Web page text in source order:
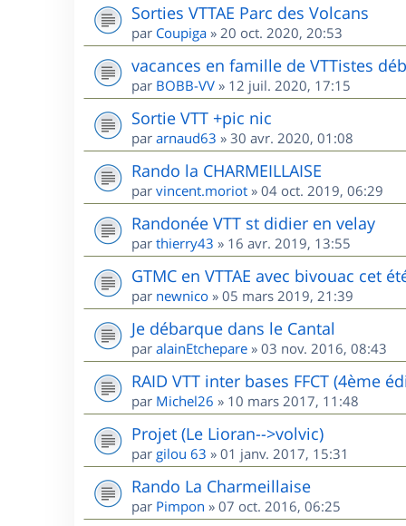
Sorties VTTAE Parc des Volcans
par Coupiga » 20 oct. 2020, 20:53
vacances en famille de VTTistes
par BOBB-VV » 12 juil. 2020, 17:15
Sortie VTT +pic nic
par arnaud63 » 30 avr. 2020, 01:08
Rando la CHARMEILLAISE
par vincent.moriot » 04 oct. 2019, 06:29
Randonée VTT st didier en velay
par thierry43 » 16 avr. 2019, 13:55
GTMC en VTTAE avec bivouac cet
par newnico » 05 mars 2019, 21:39
Je débarque dans le Cantal
par alainEtchepare » 03 nov. 2016, 08:43
RAID VTT inter bases FFCT (4ème
par Michel26 » 10 mars 2017, 11:48
Projet (Le Lioran-->volvic)
par gilou 63 » 01 janv. 2017, 15:31
Rando La Charmeillaise
par Pimpon » 07 oct. 2016, 06:25